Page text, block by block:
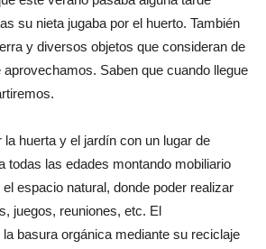
su nieta jugaba por el huerto. También
y diversos objetos que consideran de
aprovechamos. Saben que cuando llegue
huerta y el jardín con un lugar de
todas las edades montando mobiliario
espacio natural, donde poder realizar
juegos, reuniones, etc. El
basura orgánica mediante su reciclaje